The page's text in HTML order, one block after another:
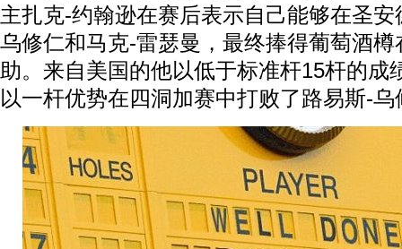
主扎克-约翰逊在赛后表示自己能够在圣
乌修仁和马克-雷瑟曼，最终捧得葡萄酒
助。来自美国的他以低于标准杆15杆的成
以一杆优势在四洞加赛中打败了路易斯-乌